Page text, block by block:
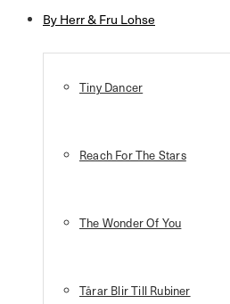
By Herr & Fru Lohse
Tiny Dancer
Reach For The Stars
The Wonder Of You
Tårar Blir Till Rubiner